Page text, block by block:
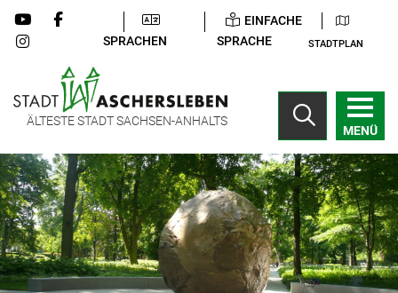
SPRACHEN
EINFACHE
SPRACHE
STADTPLAN
ÄLTESTE STADT SACHSEN-ANHALTS
MENÜ